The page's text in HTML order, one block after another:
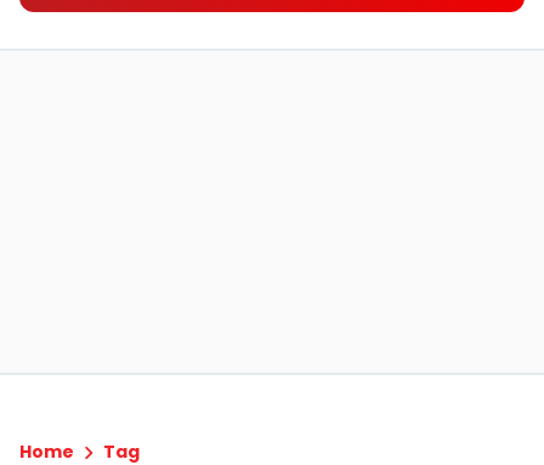
Home Tag